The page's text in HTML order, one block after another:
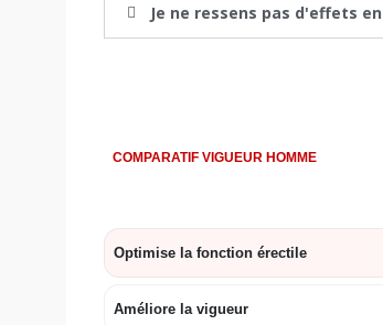
Je ne ressens pas d'effets
COMPARATIF VIGUEUR HOMME
Optimise la fonction érectile
Améliore la vigueur